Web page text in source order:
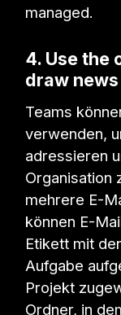
managed.
4. Use the
draw news
Teams
verwenden,
adressieren
Organisation
mehrere E-
können E-
Etikett mit
Aufgabe
Projekt
Ordner, in